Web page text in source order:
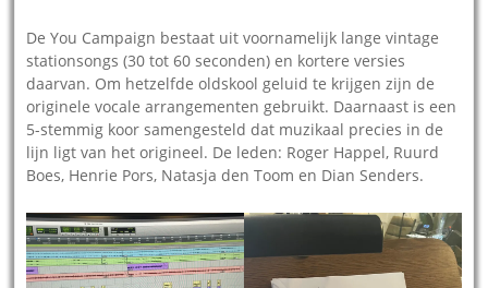
De You Campaign bestaat uit voornamelijk lange vintage
stationsongs (30 tot 60 seconden) en kortere versies
daarvan. Om hetzelfde oldskool geluid te krijgen zijn de
originele vocale arrangementen gebruikt. Daarnaast is een
5-stemmig koor samengesteld dat muzikaal precies in de
lijn ligt van het origineel. De leden: Roger Happel, Ruurd
Boes, Henrie Pors, Natasja den Toom en Dian Senders.